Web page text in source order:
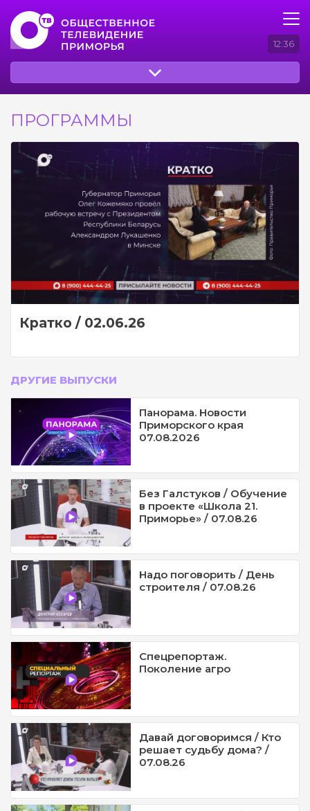
12:36
ПРОГРАММЫ
Кратко / 02.06.26
ДРУГИЕ ВЫПУСКИ
Панорама. Новости
Приморского края
07.08.2026
Без Галстуков / Обучение
в проекте «Школа 21.
Приморье» / 07.08.26
Надо поговорить / День
строителя / 07.08.26
Спецрепортаж.
Поколение агро
Давай договоримся / Кто
решает судьбу дома? /
07.08.26